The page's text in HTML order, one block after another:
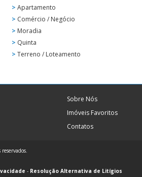
> Apartamento
> Comércio / Negócio
> Moradia
> Quinta
> Terreno / Loteamento
Sobre Nós
Imóveis Favoritos
Contatos
- Resolução Alternativa de Litígios